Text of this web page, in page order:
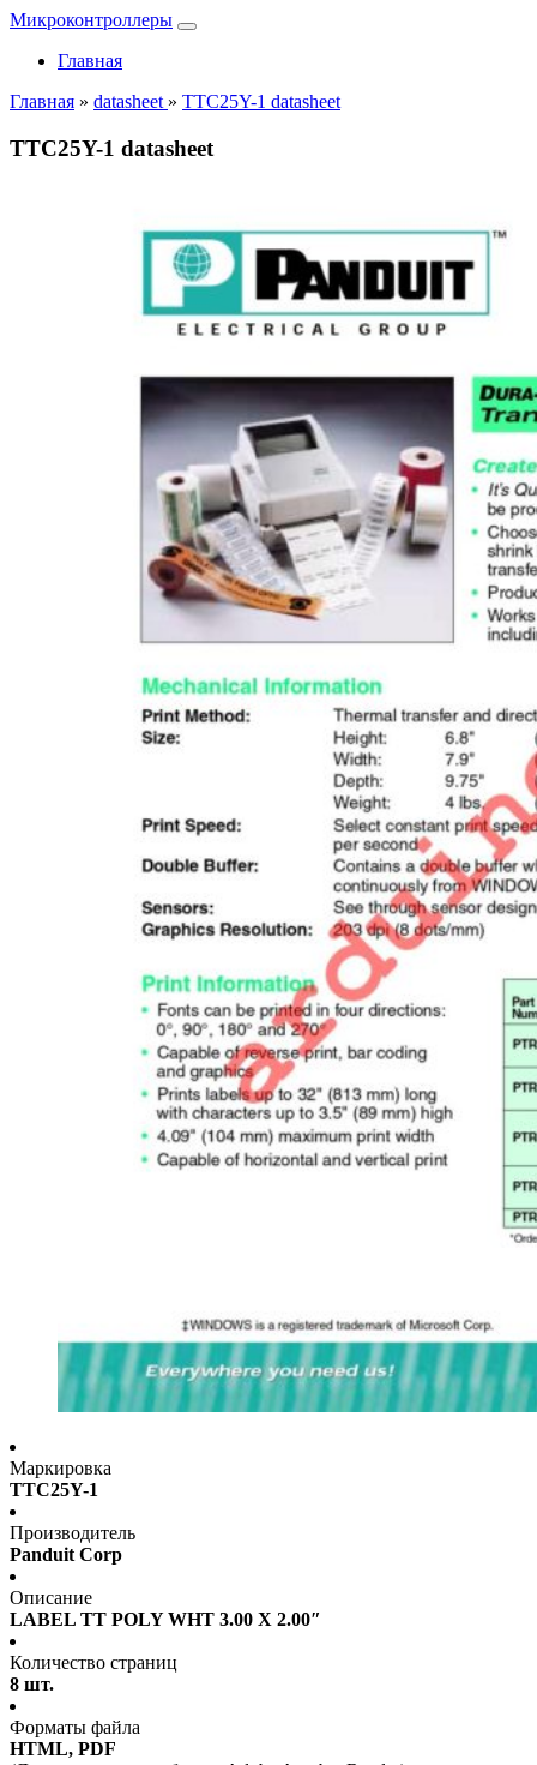
Микроконтроллеры
Главная
Главная » datasheet » TTC25Y-1 datasheet
TTC25Y-1 datasheet
Маркировка
TTC25Y-1
Производитель
Panduit Corp
Описание
LABEL TT POLY WHT 3.00 X 2.00″
Количество страниц
8 шт.
Форматы файла
HTML, PDF